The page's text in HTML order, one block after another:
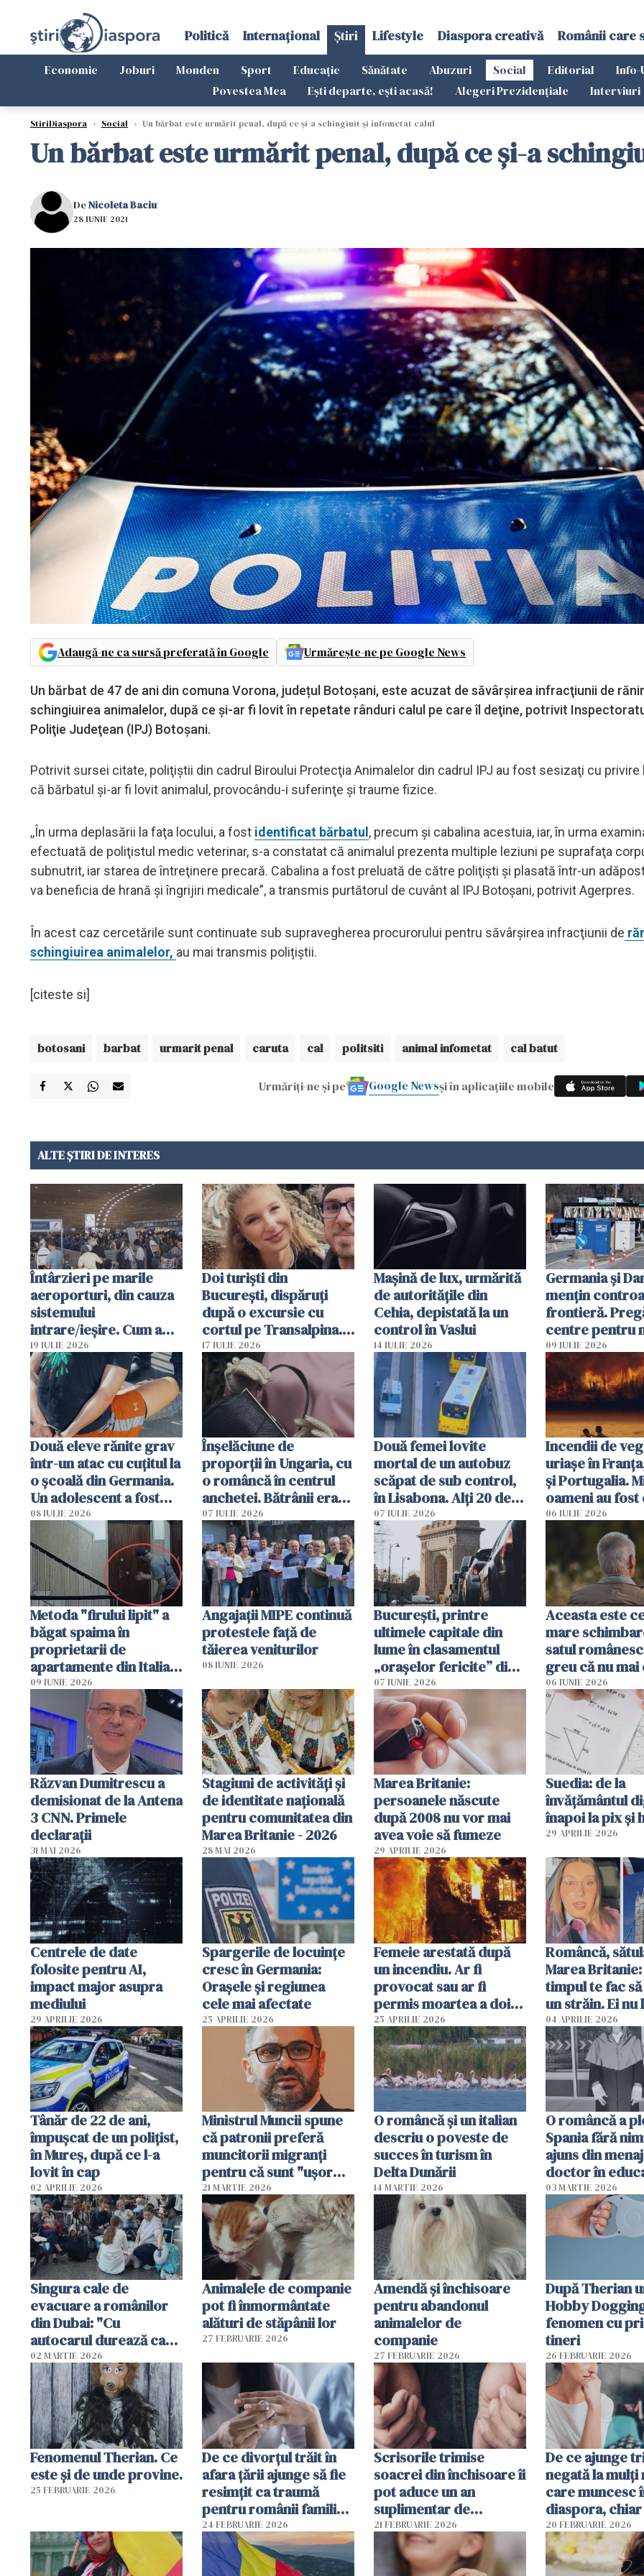
Politică Internațional Știri Lifestyle Diaspora creativă Românii care
Economie Joburi Monden Sport Educație Sănătate Abuzuri Social Editorial Info-
Povestea Mea
Ești departe, ești acasă! Alegeri Prezidențiale Interviuri
StiriDiaspora › Social › Un bărbat este urmărit penal, după ce și-a schingiuit și înfometat calul
Un bărbat este urmărit penal, după ce și-a
DeNicoleta Baciu
28 IUNIE 2021
Adaugă-ne ca sursă preferată în Google Urmărește-ne pe Google News
Un bărbat de 47 de ani din comuna Vorona, județul Botoșani, este acuzat de săvârşirea infracţiunii de
schingiuirea animalelor, după ce şi-ar fi lovit în repetate rânduri calul pe care îl deţine, potrivit
Poliţie Judeţean (IPJ) Botoşani.
Potrivit sursei citate, poliţiştii din cadrul Biroului Protecţia Animalelor din cadrul IPJ au fost sesizaţi cu privire
că bărbatul şi-ar fi lovit animalul, provocându-i suferinţe şi traume fizice.
,,În urma deplasării la faţa locului, a fost identificat bărbatul, precum şi cabalina acestuia, iar, în urma
efectuată de poliţistul medic veterinar, s-a constatat că animalul prezenta multiple leziuni pe suprafaţa
subnutrit, iar starea de întreţinere precară. Cabalina a fost preluată de către poliţişti şi plasată într-un
va beneficia de hrană şi îngrijiri medicale”, a transmis purtătorul de cuvânt al IPJ Botoșani, potrivit Agerpres.
În acest caz cercetările sunt continuate sub supravegherea procurorului pentru săvârşirea infracţiunii de
schingiuirea animalelor, au mai transmis polițiștii.
[citeste si]
botosani barbat urmarit penal caruta cal politsiti animal infometat cal batut
Urmăriți-ne și pe Google Newsși în aplicațiile mobile
ALTE ȘTIRI DE INTERES
Întârzieri pe marile
aeroporturi, din cauza
sistemului
intrare/ieșire. Cum a
ajuns o femeie să fie
arestată în Cluj-Napoca
19 IULIE 2026
Doi turiști din
București, dispăruți
după o excursie cu
cortul pe Transalpina.
Poliția și familia îi caută
17 IULIE 2026
Mașină de lux, urmărită
de autoritățile din
Cehia, depistată la un
control în Vaslui
14 IULIE 2026
Germania și
mențin
frontieră.
centre pentru
respinși din UE
09 IULIE 2026
Două eleve rănite grav
într-un atac cu cuțitul la
o școală din Germania.
Un adolescent a fost
arestat
08 IULIE 2026
Înșelăciune de
proporții în Ungaria, cu
o româncă în centrul
anchetei. Bătrânii erau
puși să lase la poartă
genți cu aur și bani
07 IULIE 2026
Două femei lovite
mortal de un autobuz
scăpat de sub control,
în Lisabona. Alți 20 de
oameni sunt răniți
07 IULIE 2026
Incendii de
uriașe în
și Portugalia.
oameni au
06 IULIE 2026
Metoda "firului lipit" a
băgat spaima în
proprietarii de
apartamente din Italia.
Poliția, sesizată
09 IUNIE 2026
Angajaţii MIPE continuă
protestele faţă de
tăierea veniturilor
08 IUNIE 2026
București, printre
ultimele capitale din
lume în clasamentul
„orașelor fericite” din
2026
07 IUNIE 2026
Aceasta este
mare
satul
greu că nu mai
pe-aici, prin
06 IUNIE 2026
Răzvan Dumitrescu a
demisionat de la Antena
3 CNN. Primele
declarații
31 MAI 2026
Stagiuni de activități și
de identitate națională
pentru comunitatea din
Marea Britanie - 2026
28 MAI 2026
Marea Britanie:
persoanele născute
după 2008 nu vor mai
avea voie să fumeze
29 APRILIE 2026
Suedia: de la
învățământul
înapoi la pix și
29 APRILIE 2026
Centrele de date
folosite pentru AI,
impact major asupra
mediului
29 APRILIE 2026
Spargerile de locuințe
cresc în Germania:
Orașele și regiunea
cele mai afectate
25 APRILIE 2026
Femeie arestată după
un incendiu. Ar fi
provocat sau ar fi
permis moartea a doi
copii de 1 an și 3 ani
25 APRILIE 2026
Româncă,
Marea
timpul te fac
un străin. Ei nu
ca noi. În
oamenii sunt
04 APRILIE 2026
Tânăr de 22 de ani,
împușcat de un polițist,
în Mureș, după ce l-a
lovit în cap
02 APRILIE 2026
Ministrul Muncii spune
că patronii preferă
muncitorii migranți
pentru că sunt "uşor
dispensabili"
21 MARTIE 2026
O româncă și un italian
descriu o poveste de
succes în turism în
Delta Dunării
14 MARTIE 2026
O româncă a
Spania fără
ajuns din
doctor în
03 MARTIE 2026
Singura cale de
evacuare a românilor
din Dubai: "Cu
autocarul durează cam
două zile"
02 MARTIE 2026
Animalele de companie
pot fi înmormântate
alături de stăpânii lor
27 FEBRUARIE 2026
Amendă și închisoare
pentru abandonul
animalelor de
companie
27 FEBRUARIE 2026
După Therian
Hobby
fenomen cu
tineri
26 FEBRUARIE 2026
Fenomenul Therian. Ce
este și de unde provine.
25 FEBRUARIE 2026
De ce divorțul trăit în
afara țării ajunge să fie
resimțit ca traumă
pentru românii familiști
și tradiționaliști?
24 FEBRUARIE 2026
Scrisorile trimise
soacrei din închisoare îi
pot aduce un an
suplimentar de
închisoare unui român
condamnat în Spania
21 FEBRUARIE 2026
De ce ajunge
negată la mulți
care muncesc
diaspora,
viața pare mai
financiar?
20 FEBRUARIE 2026